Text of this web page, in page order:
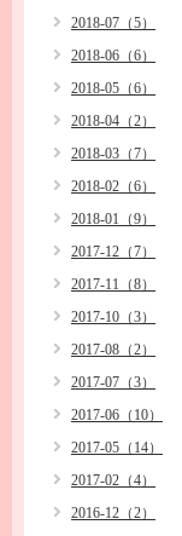
2018-07（5）
2018-06（6）
2018-05（6）
2018-04（2）
2018-03（7）
2018-02（6）
2018-01（9）
2017-12（7）
2017-11（8）
2017-10（3）
2017-08（2）
2017-07（3）
2017-06（10）
2017-05（14）
2017-02（4）
2016-12（2）